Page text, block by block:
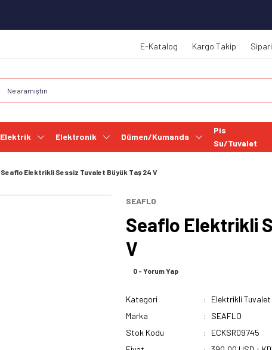
E-Katalog Kargo Takip
Elektrik Elektronik Dümen/Kumanda
Pis
Su/Tuvalet
Seaflo Elektrikli Sessiz Tuvalet Büyük Taş 24 V
SEAFLO
Seaflo Elektrikli
V
0 - Yorum Yap
Kategori
Elektrikli Tuvalet
Marka
SEAFLO
Stok Kodu
ECKSR09745